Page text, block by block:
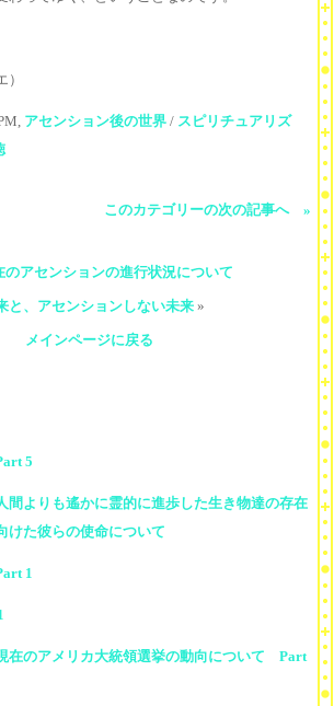
アセンション後の世界 / スピリチュアリズ
このカテゴリーの次の記事へ »
のアセンションの進行状況について
と、アセンションしない未来 »
メインページに戻る
5
間よりも遙かに霊的に進歩した生き物達の存在
けた彼らの使命について
1
在のアメリカ大統領選挙の動向について Part